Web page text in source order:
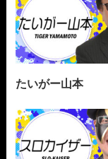
たいがー山本